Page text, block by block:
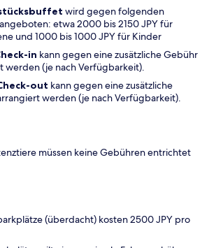
wird gegen folgenden
etwa 2000 bis 2150 JPY für
und 1000 bis 1000 JPY für Kinder
in kann gegen eine zusätzliche Gebühr
werden (je nach Verfügbarkeit).
out kann gegen eine zusätzliche
werden (je nach Verfügbarkeit).
müssen keine Gebühren entrichtet
(überdacht) kosten 2500 JPY pro